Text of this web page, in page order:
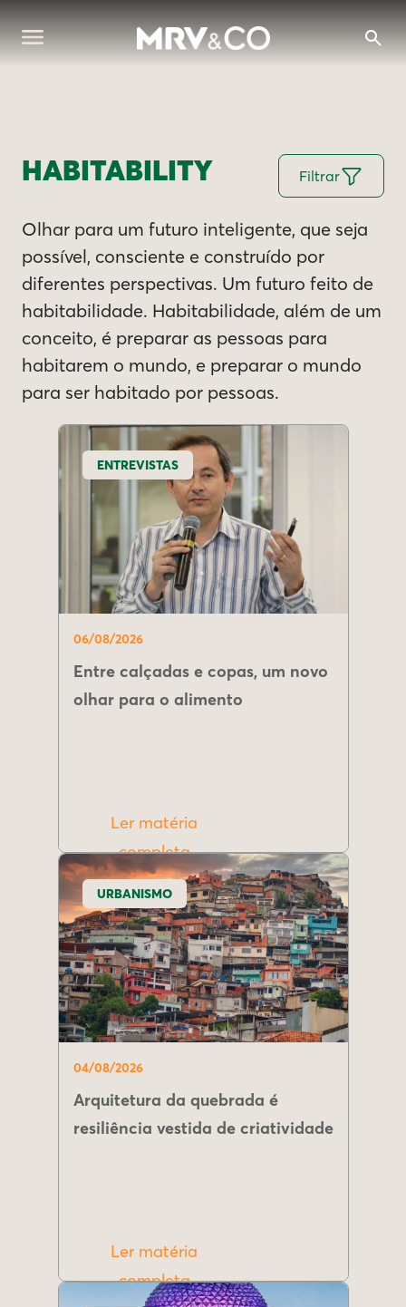
HABITABILITY Filtrar
Olhar para um futuro inteligente, que seja
possível, consciente e construído por
diferentes perspectivas. Um futuro feito de
habitabilidade. Habitabilidade, além de um
conceito, é preparar as pessoas para
habitarem o mundo, e preparar o mundo
para ser habitado por pessoas.
ENTREVISTAS
06/08/2026
Entre calçadas e copas, um novo
olhar para o alimento
Ler matéria
completa
URBANISMO
04/08/2026
Arquitetura da quebrada é
resiliência vestida de criatividade
Ler matéria
completa